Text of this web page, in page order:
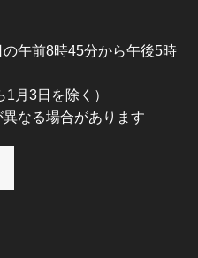
午前8時45分から午後5時
1月3日を除く）
なる場合があります